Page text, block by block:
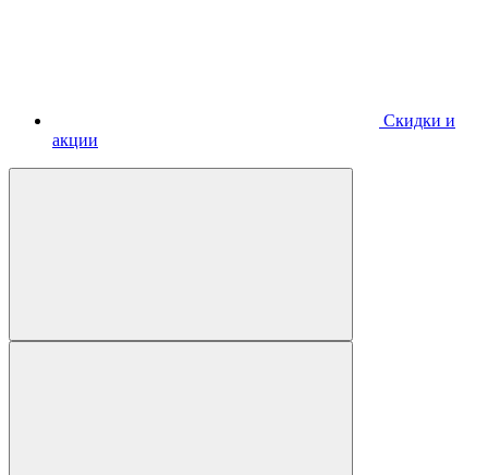
Скидки и
акции